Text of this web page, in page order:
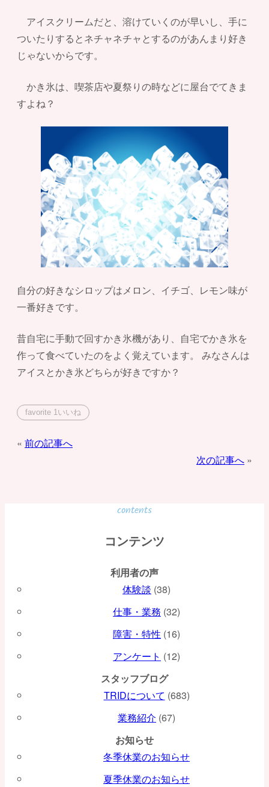
アイスクリームだと、溶けていくのが早いし、手に
ついたりするとネチャネチャとするのがあんまり好き
じゃないからです。
かき氷は、喫茶店や夏祭りの時などに屋台でてきま
すよね？
自分の好きなシロップはメロン、イチゴ、レモン味が
一番好きです。
昔自宅に手動で回すかき氷機があり、自宅でかき氷を
作って食べていたのをよく覚えています。 みなさんは
アイスとかき氷どちらが好きですか？
favorite 1いいね
投
ョ
ン
前の記事へ
次の記事へ
contents
コンテンツ
利用者の声
体験談 (38)
仕事・業務 (32)
障害・特性 (16)
アンケート (12)
スタッフブログ
TRIDについて (683)
業務紹介 (67)
お知らせ
冬季休業のお知らせ
夏季休業のお知らせ